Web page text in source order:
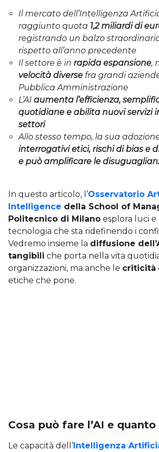
Il mercato dell’Intelligenza
raggiunto quota 1,2 miliardi di
registrando un balzo
rispetto all’anno precedente
Il settore è in rapida espansione,
velocità diverse fra grandi
Pubblica Amministrazione
L’AI aumenta l’efficienza,
quotidiane e abilita nuovi servizi
settori
Allo stesso tempo, la sua
interrogativi etici, rischi di bias e
e può amplificare le
In questo articolo, l’Osservatorio
Intelligence della School of
Politecnico di Milano esplora luci
tecnologia che sta ridefinendo i
Vedremo insieme la diffusione
tangibili che porta nella vita
organizzazioni, ma anche le criticità
etiche che pone.
Cosa può fare l’AI e
Le capacità dell’Intelligenza